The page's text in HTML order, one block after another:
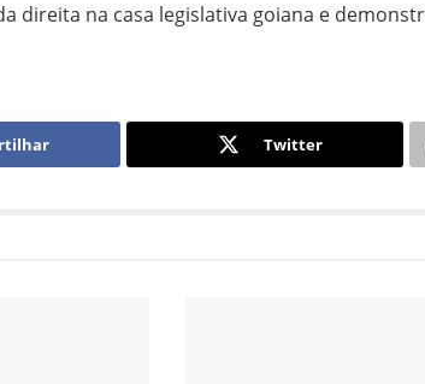
direita na casa legislativa goiana e
Twitter